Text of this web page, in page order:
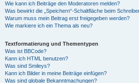
Wie kann ich Beiträge den Moderatoren melden?
Was bewirkt die „Speichern“-Schaltfläche beim
Warum muss mein Beitrag erst freigegeben werden?
Wie markiere ich ein Thema als neu?
Textformatierung und Thementypen
Was ist BBCode?
Kann ich HTML benutzen?
Was sind Smileys?
Kann ich Bilder in meine Beiträge einfügen?
Was sind globale Bekanntmachungen?